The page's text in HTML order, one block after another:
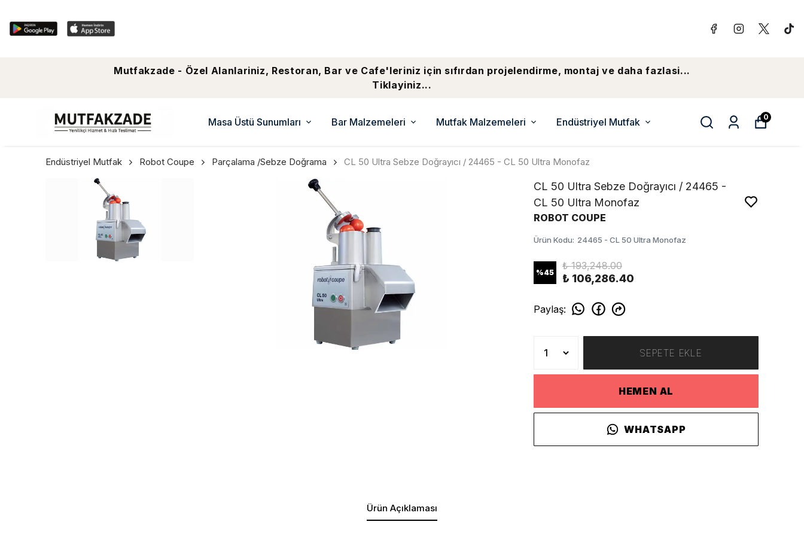
Mutfakzade - Özel Alanlariniz, Restoran, Bar ve Cafe'leriniz için sıfırdan projelendirme, montaj ve daha fazlasi...
Tiklayiniz...
Masa Üstü Sunumları Bar Malzemeleri Mutfak Malzemeleri Endüstriyel Mutfak 0
Endüstriyel Mutfak Robot Coupe Parçalama /Sebze Doğrama CL 50 Ultra Sebze Doğrayıcı / 24465 - CL 50 Ultra Monofaz
CL 50 Ultra Sebze Doğrayıcı / 24465 -
CL 50 Ultra Monofaz
ROBOT COUPE
Ürün Kodu: 24465 - CL 50 Ultra Monofaz
%45
₺ 193,248.00
₺ 106,286.40
Paylaş:
SEPETE EKLE
HEMEN AL
WHATSAPP
Ürün Açıklaması